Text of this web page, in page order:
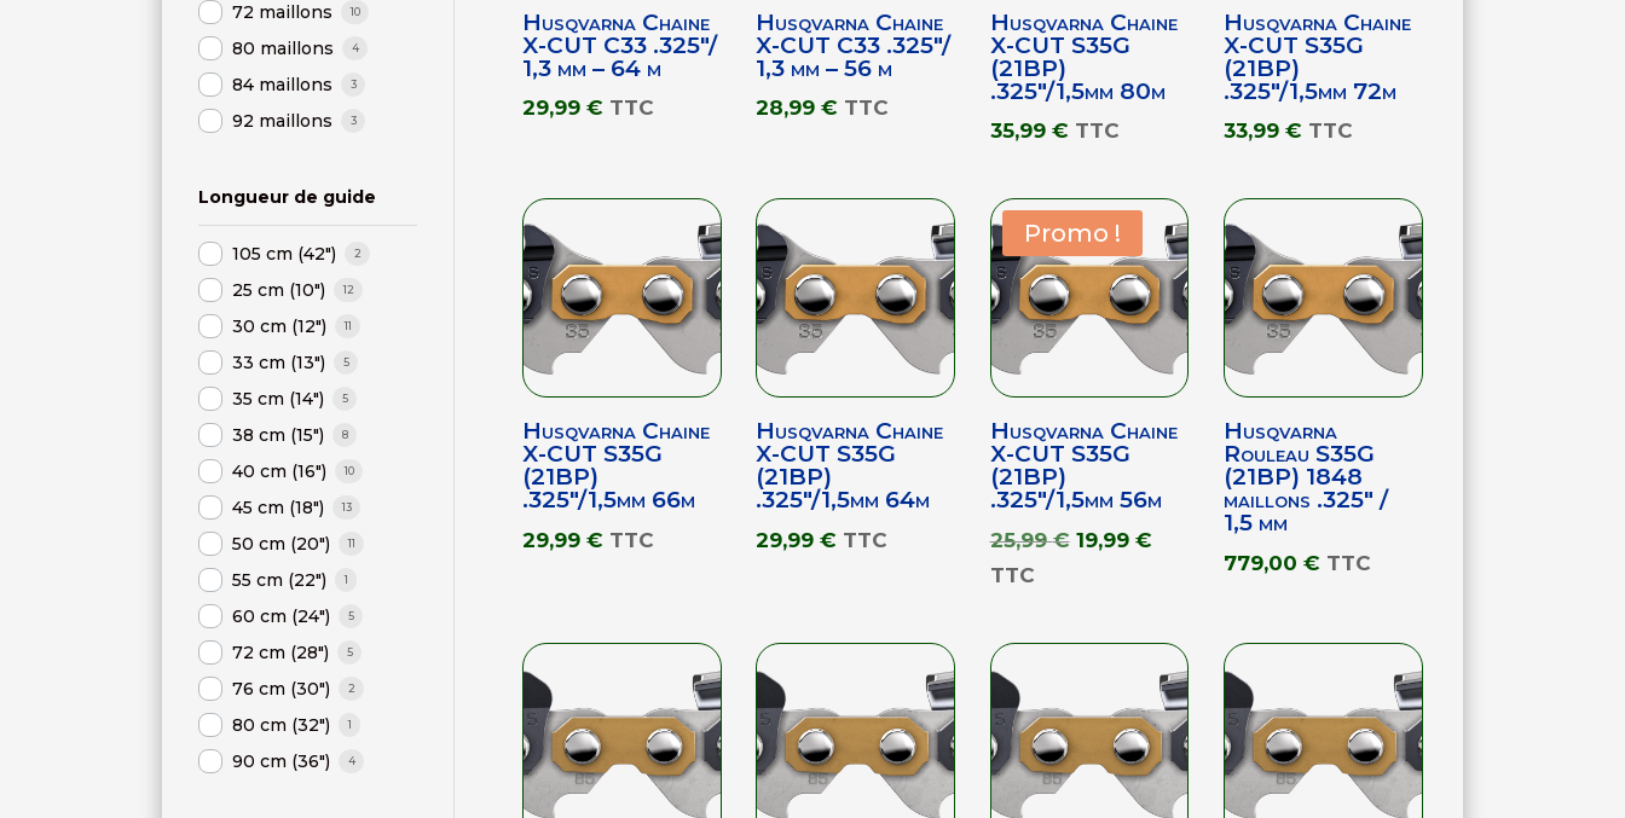
72 maillons 10
80 maillons 4
84 maillons 3
92 maillons 3
Longueur de guide
105 cm (42") 2
25 cm (10") 12
30 cm (12") 11
33 cm (13") 5
35 cm (14") 5
38 cm (15") 8
40 cm (16") 10
45 cm (18") 13
50 cm (20") 11
55 cm (22") 1
60 cm (24") 5
72 cm (28") 5
76 cm (30") 2
80 cm (32") 1
90 cm (36") 4
Husqvarna Chaine
X-CUT C33 .325″/
1,3 mm – 64 m
29,99€ TTC
Husqvarna Chaine
X-CUT C33 .325″/
1,3 mm – 56 m
28,99€ TTC
Husqvarna Chaine
X-CUT S35G
(21BP)
.325″/1,5mm 80m
35,99 € TTC
Husqvarna Chaine
X-CUT S35G
(21BP)
.325″/1,5mm 72m
33,99 € TTC
Husqvarna Chaine
X-CUT S35G
(21BP)
.325″/1,5mm 66m
29,99€ TTC
Husqvarna Chaine
X-CUT S35G
(21BP)
.325″/1,5mm 64m
29,99€ TTC
Promo !
Husqvarna Chaine
X-CUT S35G
(21BP)
.325″/1,5mm 56m
25,99€ Le
était :
19,99 €Le
est :
19,99 €.
TTC
Husqvarna
Rouleau S35G
(21BP) 1848
maillons .325″ /
1,5 mm
779,00 € TTC